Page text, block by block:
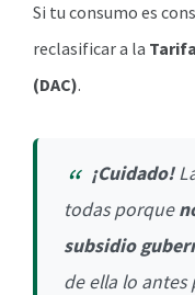
Si tu consumo es
reclasificar a la
(DAC).
¡Cuidado!
todas porque
subsidio
de ella lo antes